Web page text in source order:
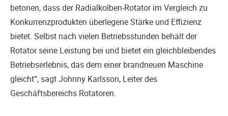
betonen, dass der Radialkolben-Rotator im Vergleich zu
Konkurrenzprodukten überlegene Stärke und Effizienz
bietet. Selbst nach vielen Betriebsstunden behält der
Rotator seine Leistung bei und bietet ein gleichbleibendes
Betriebserlebnis, das dem einer brandneuen Maschine
gleicht“, sagt Johnny Karlsson, Leiter des
Geschäftsbereichs Rotatoren.